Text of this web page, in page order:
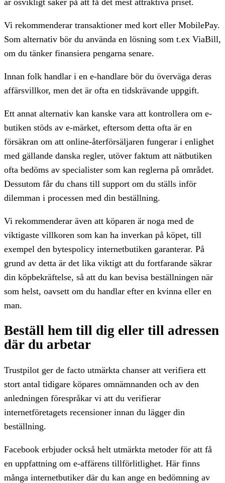
är osvikligt säker på att få det mest attraktiva priset.
Vi rekommenderar transaktioner med kort eller MobilePay.
Som alternativ bör du använda en lösning som t.ex ViaBill,
om du tänker finansiera pengarna senare.
Innan folk handlar i en e-handlare bör du överväga deras
affärsvillkor, men det är ofta en tidskrävande uppgift.
Ett annat alternativ kan kanske vara att kontrollera om e-
butiken stöds av e-märket, eftersom detta ofta är en
försäkran om att online-återförsäljaren fungerar i enlighet
med gällande danska regler, utöver faktum att nätbutiken
ofta bedöms av specialister som kan reglerna på området.
Dessutom får du chans till support om du ställs inför
dilemman i processen med din beställning.
Vi rekommenderar även att köparen är noga med de
viktigaste villkoren som kan ha inverkan på köpet, till
exempel den bytespolicy internetbutiken garanterar. På
grund av detta är det lika viktigt att du fortfarande säkrar
din köpbekräftelse, så att du kan bevisa beställningen när
som helst, oavsett om du handlar efter en kvinna eller en
man.
Beställ hem till dig eller till adressen
där du arbetar
Trustpilot ger de facto utmärkta chanser att verifiera ett
stort antal tidigare köpares omnämnanden och av den
anledningen förespråkar vi att du verifierar
internetföretagets recensioner innan du lägger din
beställning.
Facebook erbjuder också helt utmärkta metoder för att få
en uppfattning om e-affärens tillförlitlighet. Här finns
många internetbutiker där du kan ange en bedömning av